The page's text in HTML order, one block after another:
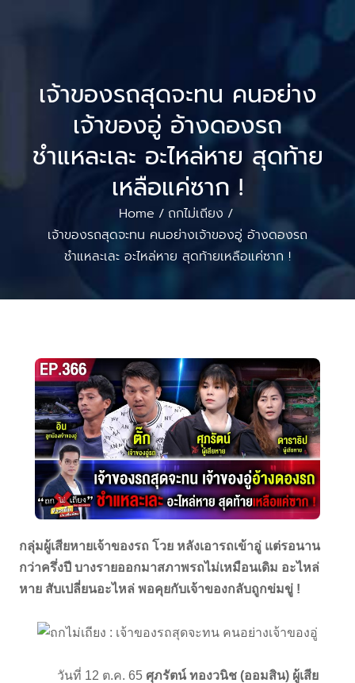
เจ้าของรถสุดจะทน คนอย่าง
เจ้าของอู่ อ้างดองรถ
ชำแหละเละ อะไหล่หาย สุดท้าย
เหลือแค่ซาก !
Home / ถกไม่เถียง /
เจ้าของรถสุดจะทน คนอย่างเจ้าของอู่ อ้างดองรถ
ชำแหละเละ อะไหล่หาย สุดท้ายเหลือแค่ซาก !
กลุ่มผู้เสียหายเจ้าของรถ โวย หลังเอารถเข้าอู่ แต่รอนาน
กว่าครึ่งปี บางรายออกมาสภาพรถไม่เหมือนเดิม อะไหล่
หาย สับเปลี่ยนอะไหล่ พอคุยกับเจ้าของกลับถูกข่มขู่ !
วันที่ 12 ต.ค. 65 ศุภรัตน์ ทองวนิช (ออมสิน) ผู้เสีย